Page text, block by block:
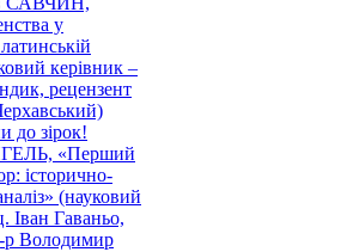
у
керівник –
рецензент
до зірок!
«Перший
історично-
(науковий
Іван Гаваньо,
р Володимир